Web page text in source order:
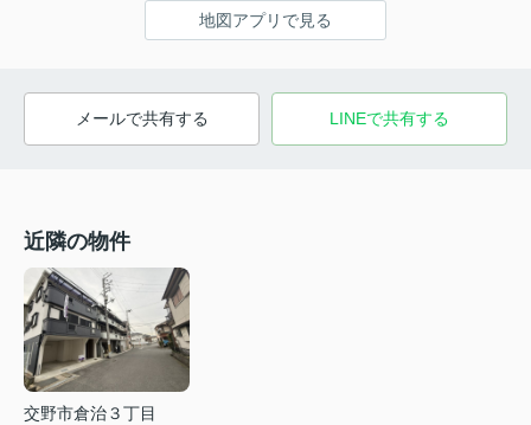
地図アプリで見る
メールで共有する LINEで共有する
近隣の物件
交野市倉治３丁目